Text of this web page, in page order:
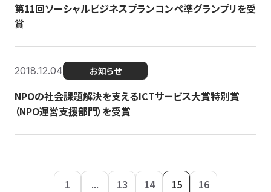
第11回ソーシャルビジネスプランコンペ準グランプリを受
賞
2018.12.04 お知らせ
NPOの社会課題解決を支えるICTサービス大賞特別賞
（NPO運営支援部門）を受賞
1 ... 13 14 15 16